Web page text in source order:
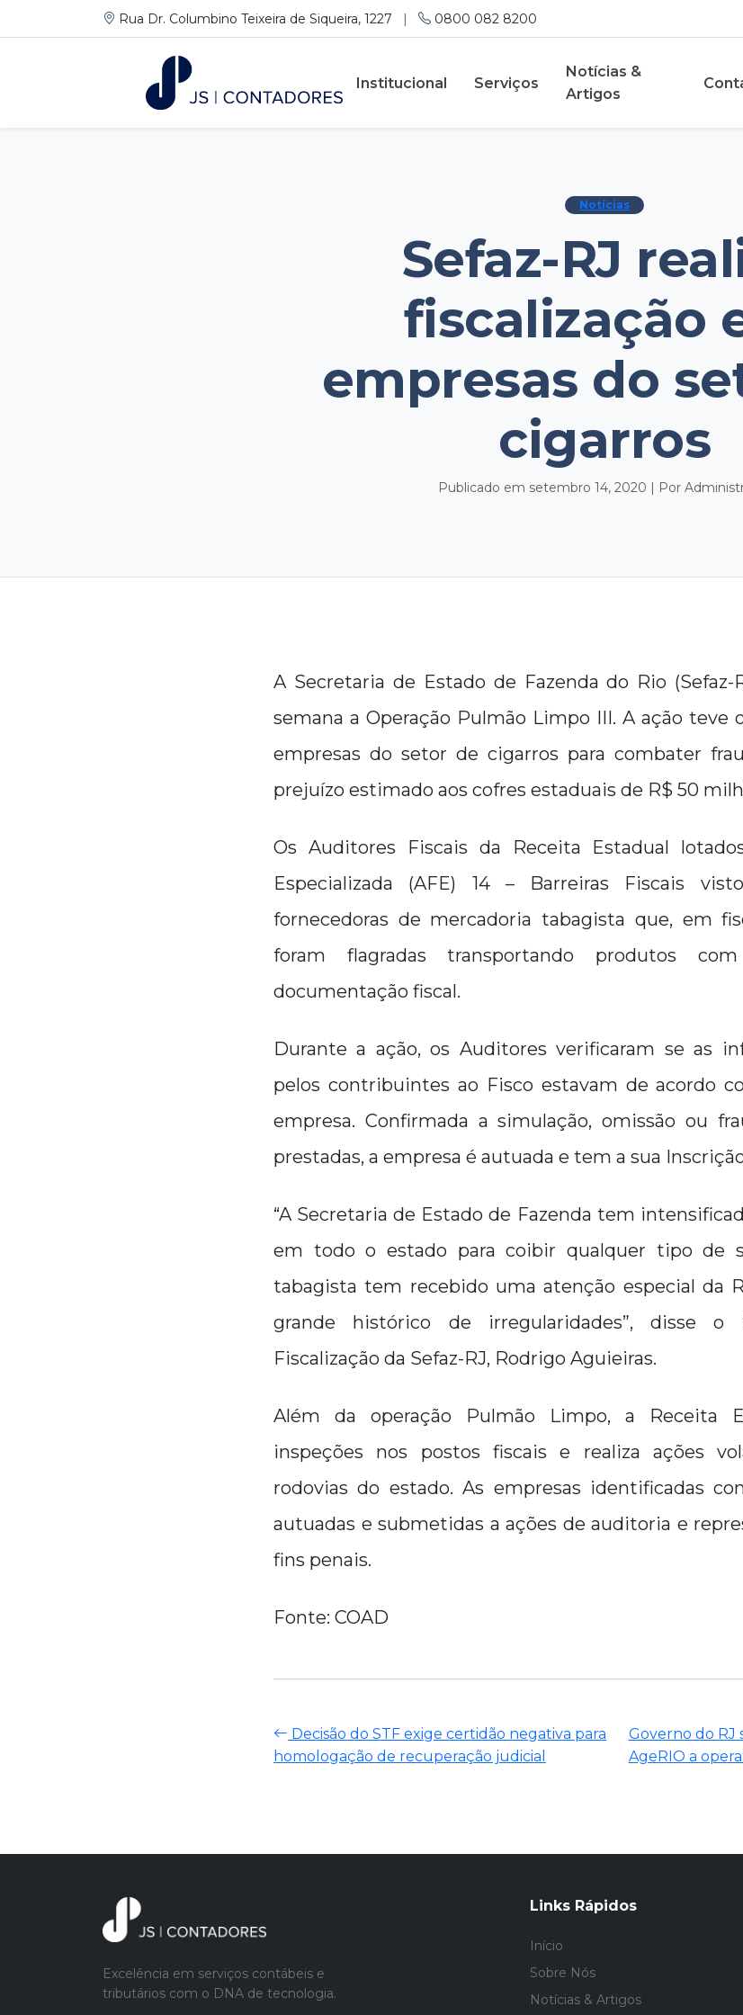
Rua Dr. Columbino Teixeira de Siqueira, 1227 | 0800 082 8200
Institucional Serviços
Notícias &
Artigos
Notícias
Sefaz-RJ
fiscalização
empresas do
cigarros
Publicado em setembro 14, 2020 | Por
A Secretaria de Estado de Fazenda do Rio
semana a Operação Pulmão Limpo III. A ação teve
empresas do setor de cigarros para combater
prejuízo estimado aos cofres estaduais de R$ 50
Os Auditores Fiscais da Receita Estadual
Especializada (AFE) 14 – Barreiras Fiscais
fornecedoras de mercadoria tabagista que, em
foram flagradas transportando produtos
documentação fiscal.
Durante a ação, os Auditores verificaram se as
pelos contribuintes ao Fisco estavam de acordo
empresa. Confirmada a simulação, omissão ou
prestadas, a empresa é autuada e tem a sua
“A Secretaria de Estado de Fazenda tem
em todo o estado para coibir qualquer tipo de
tabagista tem recebido uma atenção especial da
grande histórico de irregularidades”, disse o
Fiscalização da Sefaz-RJ, Rodrigo Aguieiras.
Além da operação Pulmão Limpo, a Receita
inspeções nos postos fiscais e realiza ações
rodovias do estado. As empresas identificadas
autuadas e submetidas a ações de auditoria e
fins penais.
Fonte: COAD
Decisão do STF exige certidão negativa para
homologação de recuperação judicial
Governo do RJ
AgeRIO a
Excelência em serviços contábeis e
tributários com o DNA de tecnologia.
Links Rápidos
Início
Sobre Nós
Notícias & Artigos